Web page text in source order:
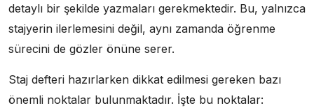
detaylı bir şekilde yazmaları gerekmektedir. Bu, yalnızca
stajyerin ilerlemesini değil, aynı zamanda öğrenme
sürecini de gözler önüne serer.
Staj defteri hazırlarken dikkat edilmesi gereken bazı
önemli noktalar bulunmaktadır. İşte bu noktalar: